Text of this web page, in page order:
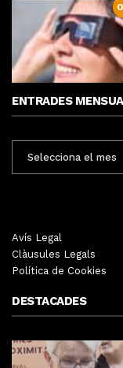
ENTRADES
MENSUALS
Avís Legal
Clàusules Legals
Política de Cookies
DESTACADES